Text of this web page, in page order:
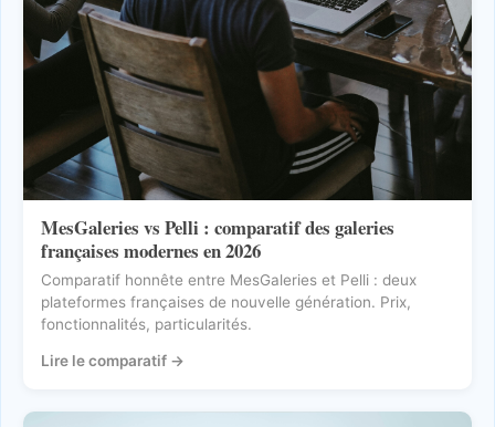
MesGaleries vs Pelli : comparatif des galeries
françaises modernes en 2026
Comparatif honnête entre MesGaleries et Pelli : deux
plateformes françaises de nouvelle génération. Prix,
fonctionnalités, particularités.
Lire le comparatif →